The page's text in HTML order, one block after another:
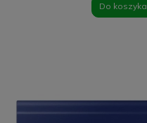
Do koszyka